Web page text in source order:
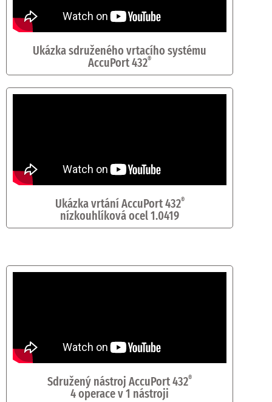
Ukázka sdruženého vrtacího systému
AccuPort 432®
Ukázka vrtání AccuPort 432®
nízkouhlíková ocel 1.0419
Sdružený nástroj AccuPort 432®
4 operace v 1 nástroji